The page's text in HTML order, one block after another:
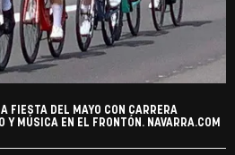
FIESTA DEL MAYO CON CARRERA
MÚSICA EN EL FRONTÓN. NAVARRA.COM